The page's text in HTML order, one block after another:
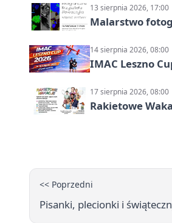
13 sierpnia 2026, 17:00
Malarstwo
14 sierpnia 2026, 08:00
IMAC Leszno
17 sierpnia 2026, 08:00
Rakietowe
<< Poprzedni
Pisanki, plecionki i